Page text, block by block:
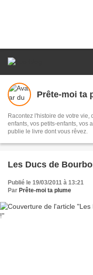
Prête-moi ta
Racontez l'histoire de votre vie,
enfants, vos petits-enfants, vos
publie le livre dont vous rêvez.
Les Ducs de
Publié le 19/03/2011 à 13:21
Par Prête-moi ta plume